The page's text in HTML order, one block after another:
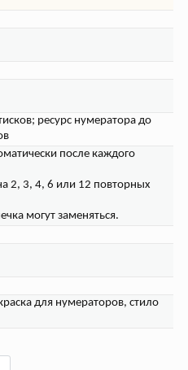
ресурс нумератора до
после каждого
2, 3, 4, 6 или 12 повторных
могут заменяться.
для нумераторов, стило